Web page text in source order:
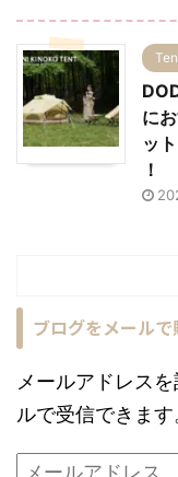
に
ッ
！
ブログをメールで
メールアドレス
ルで受信できます